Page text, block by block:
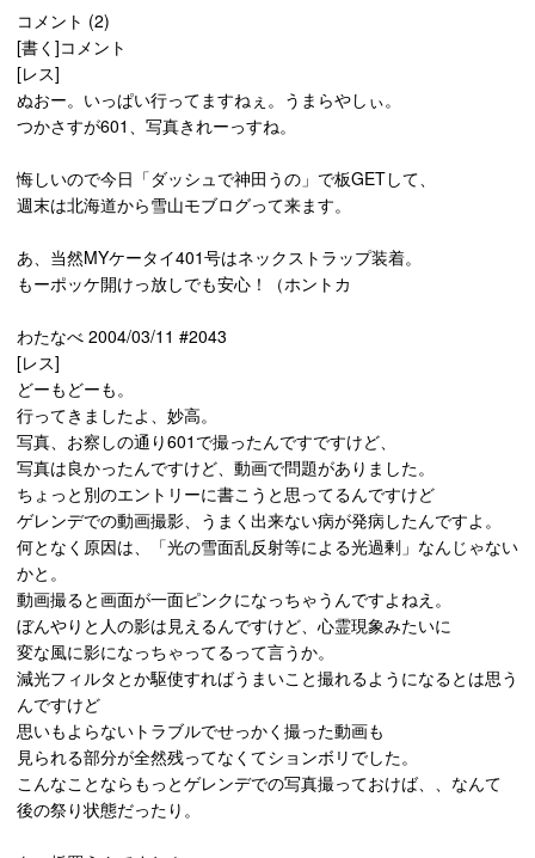
コメント (2)
[書く]コメント
[レス]
ぬおー。いっぱい行ってますねぇ。うまらやしぃ。
つかさすが601、写真きれーっすね。
悔しいので今日「ダッシュで神田うの」で板GETして、
週末は北海道から雪山モブログって来ます。
あ、当然MYケータイ401号はネックストラップ装着。
もーポッケ開けっ放しでも安心！（ホントカ
わたなべ 2004/03/11 #2043
[レス]
どーもどーも。
行ってきましたよ、妙高。
写真、お察しの通り601で撮ったんですですけど、
写真は良かったんですけど、動画で問題がありました。
ちょっと別のエントリーに書こうと思ってるんですけど
ゲレンデでの動画撮影、うまく出来ない病が発病したんですよ。
何となく原因は、「光の雪面乱反射等による光過剰」なんじゃない
かと。
動画撮ると画面が一面ピンクになっちゃうんですよねえ。
ぼんやりと人の影は見えるんですけど、心霊現象みたいに
変な風に影になっちゃってるって言うか。
減光フィルタとか駆使すればうまいこと撮れるようになるとは思う
んですけど
思いもよらないトラブルでせっかく撮った動画も
見られる部分が全然残ってなくてションボリでした。
こんなことならもっとゲレンデでの写真撮っておけば、、なんて
後の祭り状態だったり。